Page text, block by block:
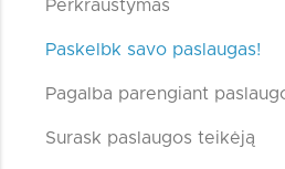
Perkraustymas
Paskelbk savo paslaugas!
Pagalba parengiant
Surask paslaugos teikėją